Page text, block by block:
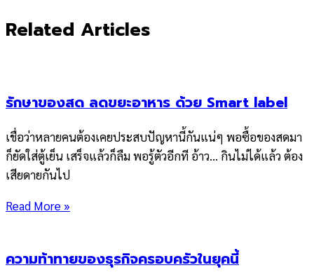
Related Articles
รักษาของสด ลดขยะอาหาร ด้วย Smart label
เชื่อว่าหลายคนต้องเคยประสบปัญหานี้กันแน่ๆ พอซื้อของสดมา
ก็ยัดใส่ตู้เย็น เสร็จแล้วก็ลืม พอรู้ตัวอีกที อ้าว… กินไม่ได้แล้ว ต้อง
เสียดายกันไป
Read More »
ความท้าทายของธุรกิจครอบครัวในยุคนี้